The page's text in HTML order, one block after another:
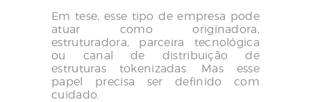
Em tese, esse tipo de empresa pode
atuar como originadora,
estruturadora, parceira tecnológica
ou canal de distribuição de
estruturas tokenizadas. Mas esse
papel precisa ser definido com
cuidado.